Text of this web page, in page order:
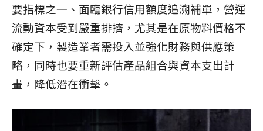
要指標之一、面臨銀行信用額度追溯補單，營運
流動資本受到嚴重排擠，尤其是在原物料價格不
確定下，製造業者需投入並強化財務與供應策
略，同時也要重新評估產品組合與資本支出計
畫，降低潛在衝擊。